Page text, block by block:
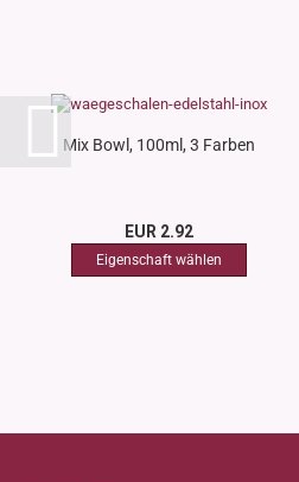
Mix Bowl, 100ml, 3 Farben
EUR 2.92